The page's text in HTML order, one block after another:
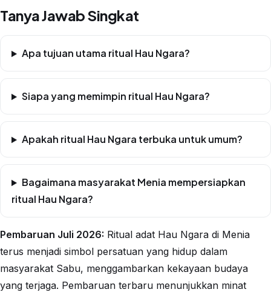
Tanya Jawab Singkat
Apa tujuan utama ritual Hau Ngara?
Siapa yang memimpin ritual Hau Ngara?
Apakah ritual Hau Ngara terbuka untuk umum?
Bagaimana masyarakat Menia mempersiapkan
ritual Hau Ngara?
Pembaruan Juli 2026: Ritual adat Hau Ngara di Menia
terus menjadi simbol persatuan yang hidup dalam
masyarakat Sabu, menggambarkan kekayaan budaya
yang terjaga. Pembaruan terbaru menunjukkan minat